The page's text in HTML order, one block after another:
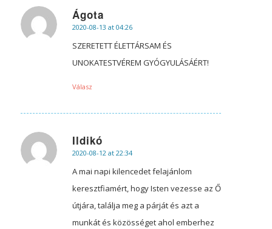
Ágota
says:
2020-08-13 at 04:26
SZERETETT ÉLETTÁRSAM ÉS
UNOKATESTVÉREM GYÓGYULÁSÁÉRT!
Válasz
Ildikó
says:
2020-08-12 at 22:34
A mai napi kilencedet felajánlom
keresztfiamért, hogy Isten vezesse az Ő
útjára, találja meg a párját és azt a
munkát és közösséget ahol emberhez